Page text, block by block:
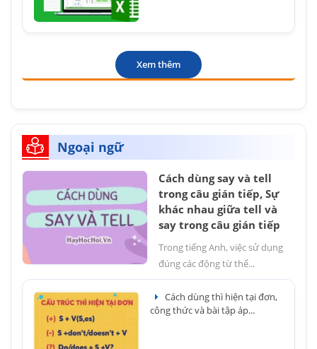
Xem thêm
Ngoại ngữ
Cách dùng say và tell
trong câu gián tiếp, Sự
khác nhau giữa tell và
say trong câu gián tiếp
Trong tiếng Anh, việc sử dụng
đúng các động từ thể...
Cách dùng thì hiện tại đơn,
công thức và bài tập áp...